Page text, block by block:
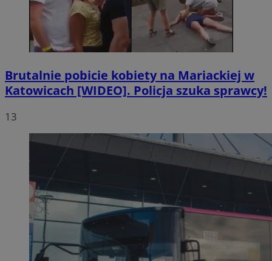
Brutalnie pobicie kobiety na Mariackiej w
Katowicach [WIDEO]. Policja szuka sprawcy!
13